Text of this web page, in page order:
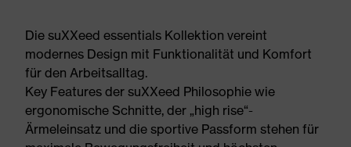
Die suXXeed essentials Kollektion vereint
modernes Design mit Funktionalität und Komfort
für den Arbeitsalltag.
Key Features der suXXeed Philosophie wie
ergonomische Schnitte, der „high rise“-
Ärmeleinsatz und die sportive Passform stehen für